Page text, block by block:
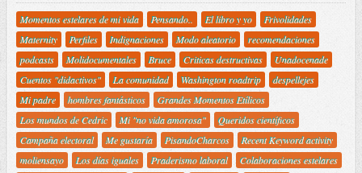
Momentos estelares de mi vida Pensando.. El libro y yo
Frivolidades
Maternity
Perfiles Indignaciones Modo aleatorio
recomendaciones
podcasts
Molidocumentales Bruce Criticas destructivas
Unadocenade
Cuentos "didactivos"
La comunidad Washington roadtrip
despellejes
Mi padre
hombres fantásticos
Grandes Momentos Etílicos
Los mundos de Cedric
Mi "no vida amorosa"
Queridos científicos
Campaña electoral
Me gustaría PisandoCharcos
Recent Keyword activity
moliensayo
Los días iguales Praderismo laboral
Colaboraciones estelares